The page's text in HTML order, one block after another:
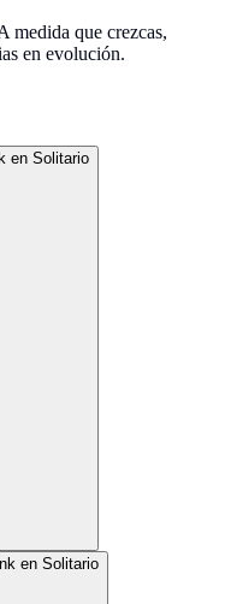
medida que crezcas,
en evolución.
en Solitario
en Solitario